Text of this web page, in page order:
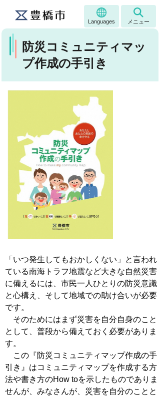
Languages メニュー
防災コミュニティマッ
プ作成の手引き
「いつ発生してもおかしくない」と言われ
ている南海トラフ地震など大きな自然災害
に備えるには、市民一人ひとりの防災意識
と心構え、そして地域での助け合いが必要
です。
そのためにはまず災害を自分自身のこと
として、普段から備えておく必要がありま
す。
この『防災コミュニティマップ作成の手
引き』はコミュニティマップを作成する方
法や書き方のHow toを示したものでありま
せんが、みなさんが、災害を自分のことと